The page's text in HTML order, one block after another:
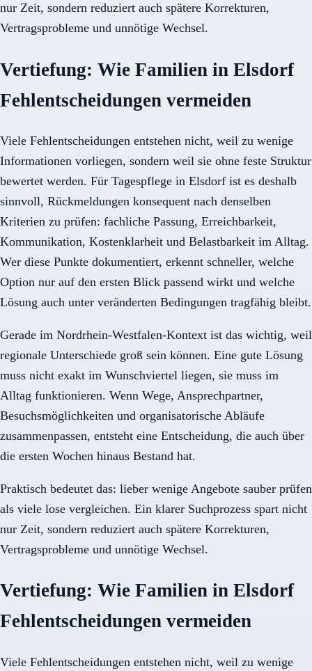
nur Zeit, sondern reduziert auch spätere Korrekturen,
Vertragsprobleme und unnötige Wechsel.
Vertiefung: Wie Familien in Elsdorf
Fehlentscheidungen vermeiden
Viele Fehlentscheidungen entstehen nicht, weil zu wenige
Informationen vorliegen, sondern weil sie ohne feste Struktur
bewertet werden. Für Tagespflege in Elsdorf ist es deshalb
sinnvoll, Rückmeldungen konsequent nach denselben
Kriterien zu prüfen: fachliche Passung, Erreichbarkeit,
Kommunikation, Kostenklarheit und Belastbarkeit im Alltag.
Wer diese Punkte dokumentiert, erkennt schneller, welche
Option nur auf den ersten Blick passend wirkt und welche
Lösung auch unter veränderten Bedingungen tragfähig bleibt.
Gerade im Nordrhein-Westfalen-Kontext ist das wichtig, weil
regionale Unterschiede groß sein können. Eine gute Lösung
muss nicht exakt im Wunschviertel liegen, sie muss im
Alltag funktionieren. Wenn Wege, Ansprechpartner,
Besuchsmöglichkeiten und organisatorische Abläufe
zusammenpassen, entsteht eine Entscheidung, die auch über
die ersten Wochen hinaus Bestand hat.
Praktisch bedeutet das: lieber wenige Angebote sauber prüfen
als viele lose vergleichen. Ein klarer Suchprozess spart nicht
nur Zeit, sondern reduziert auch spätere Korrekturen,
Vertragsprobleme und unnötige Wechsel.
Vertiefung: Wie Familien in Elsdorf
Fehlentscheidungen vermeiden
Viele Fehlentscheidungen entstehen nicht, weil zu wenige